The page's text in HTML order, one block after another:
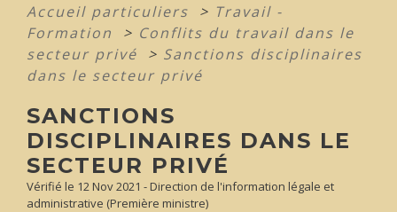
Accueil particuliers > Travail -
Formation
> Conflits du travail dans le
secteur privé
> Sanctions disciplinaires
dans le secteur privé
SANCTIONS
DISCIPLINAIRES DANS LE
SECTEUR PRIVÉ
Vérifié le 12 Nov 2021 - Direction de l'information légale et
administrative (Première ministre)